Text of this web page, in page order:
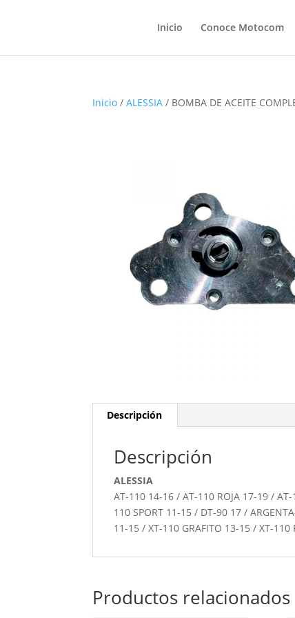
Inicio Conoce Motocom
Inicio /ALESSIA / BOMBA DE ACEITE
Descripción
Descripción
ALESSIA
AT-110 14-16 / AT-110 ROJA 17-19 /
110 SPORT 11-15 / DT-90 17 /
11-15 / XT-110 GRAFITO 13-15 / XT-110
Productos relacionados